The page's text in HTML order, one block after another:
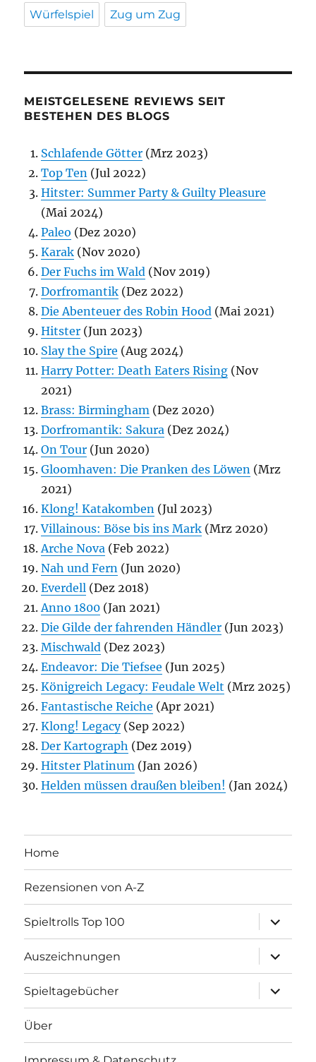
Würfelspiel Zug um Zug
MEISTGELESENE REVIEWS SEIT
BESTEHEN DES BLOGS
Schlafende Götter (Mrz 2023)
Top Ten (Jul 2022)
Hitster: Summer Party & Guilty Pleasure
(Mai 2024)
Paleo (Dez 2020)
Karak (Nov 2020)
Der Fuchs im Wald (Nov 2019)
Dorfromantik (Dez 2022)
Die Abenteuer des Robin Hood (Mai 2021)
Hitster (Jun 2023)
Slay the Spire (Aug 2024)
Harry Potter: Death Eaters Rising (Nov
2021)
Brass: Birmingham (Dez 2020)
Dorfromantik: Sakura (Dez 2024)
On Tour (Jun 2020)
Gloomhaven: Die Pranken des Löwen (Mrz
2021)
Klong! Katakomben (Jul 2023)
Villainous: Böse bis ins Mark (Mrz 2020)
Arche Nova (Feb 2022)
Nah und Fern (Jun 2020)
Everdell (Dez 2018)
Anno 1800 (Jan 2021)
Die Gilde der fahrenden Händler (Jun 2023)
Mischwald (Dez 2023)
Endeavor: Die Tiefsee (Jun 2025)
Königreich Legacy: Feudale Welt (Mrz 2025)
Fantastische Reiche (Apr 2021)
Klong! Legacy(Sep 2022)
Der Kartograph (Dez 2019)
Hitster Platinum (Jan 2026)
Helden müssen draußen bleiben! (Jan 2024)
Home
Rezensionen von A-Z
Spieltrolls Top 100
öffnen
Auszeichnungen
öffnen
Spieltagebücher
öffnen
Über